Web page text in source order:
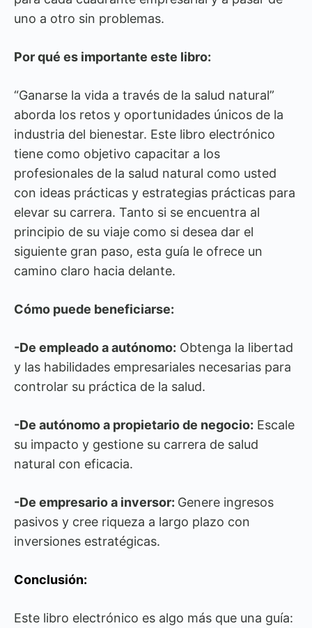
uno a otro sin problemas.
Por qué es importante este libro:
“Ganarse la vida a través de la salud natural”
aborda los retos y oportunidades únicos de la
industria del bienestar. Este libro electrónico
tiene como objetivo capacitar a los
profesionales de la salud natural como usted
con ideas prácticas y estrategias prácticas para
elevar su carrera. Tanto si se encuentra al
principio de su viaje como si desea dar el
siguiente gran paso, esta guía le ofrece un
camino claro hacia delante.
Cómo puede beneficiarse:
-De empleado a autónomo: Obtenga la libertad
y las habilidades empresariales necesarias para
controlar su práctica de la salud.
-De autónomo a propietario de negocio: Escale
su impacto y gestione su carrera de salud
natural con eficacia.
-De empresario a inversor: Genere ingresos
pasivos y cree riqueza a largo plazo con
inversiones estratégicas.
Conclusión:
Este libro electrónico es algo más que una guía: